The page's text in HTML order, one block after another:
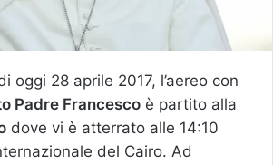
oggi 28 aprile 2017, l’aereo con
Padre Francesco è partito alla
dove vi è atterrato alle 14:10
del Cairo. Ad